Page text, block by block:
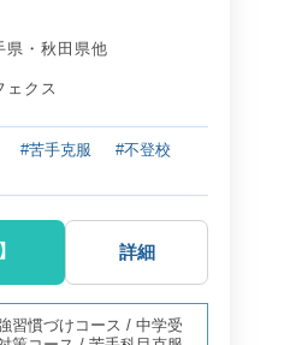
県 ・ 秋田県他
ェクス
#苦手克服
#不登校
詳細
習慣づけコース /中学受